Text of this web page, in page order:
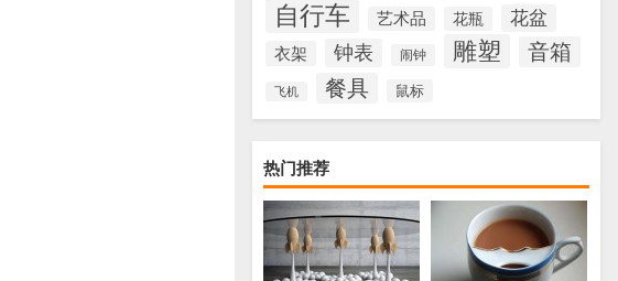
自行车 艺术品 花瓶 花盆
衣架 钟表 闹钟 雕塑 音箱
飞机 餐具 鼠标
热门推荐